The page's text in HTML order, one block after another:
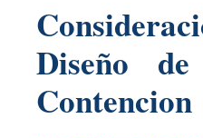
Diseño
Contencion